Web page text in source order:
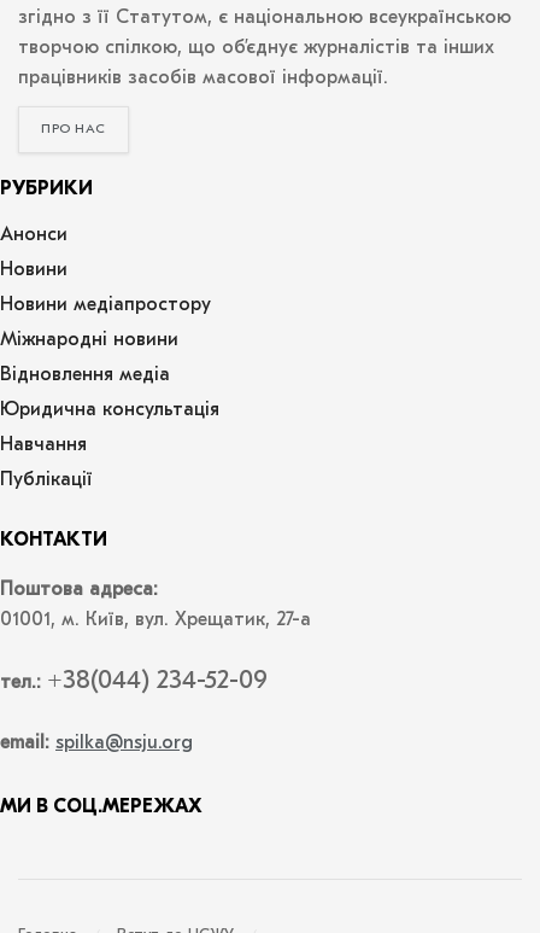
згідно з її Статутом, є національною всеукраїнською
творчою спілкою, що об’єднує журналістів та інших
працівників засобів масової інформації.
ПРО НАС
РУБРИКИ
Анонси
Новини
Новини медіапростору
Міжнародні новини
Відновлення медіа
Юридична консультація
Навчання
Публікації
КОНТАКТИ
Поштова адреса:
01001, м. Київ, вул. Хрещатик, 27-а
тел.: +38(044) 234-52-09
email: spilka@nsju.org
МИ В СОЦ.МЕРЕЖАХ